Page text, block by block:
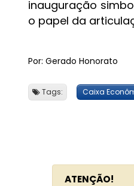
inauguração
o papel da
Por: Gerado Honorato
Tags: Caixa
ATENÇÃO!